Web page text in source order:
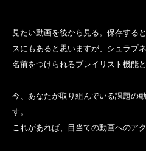
見たい動画を後から見る。保存する
スにもあると思いますが、シュラプ
名前をつけられるプレイリスト機能
今、あなたが取り組んでいる課題の
す。
これがあれば、目当ての動画へのア